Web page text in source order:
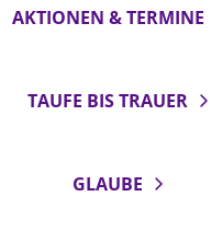
AKTIONEN & TERMINE
TAUFE BIS TRAUER
GLAUBE